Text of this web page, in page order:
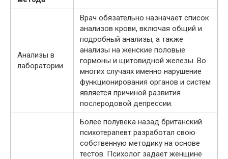
Анализы в
лаборатории
Врач обязательно назначает список
анализов крови, включая общий и
подробный анализы, а также
анализы на женские половые
гормоны и щитовидной железы. Во
многих случаях именно нарушение
функционирования органов и систем
является причиной развития
послеродовой депрессии.
Более полувека назад британский
психотерапевт разработал свою
собственную методику на основе
тестов. Психолог задает женщине